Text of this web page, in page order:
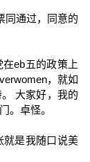
同通过，同意的
eb五的政策上
，就如
大家好，我的
。卓怪。
就是我随口说美